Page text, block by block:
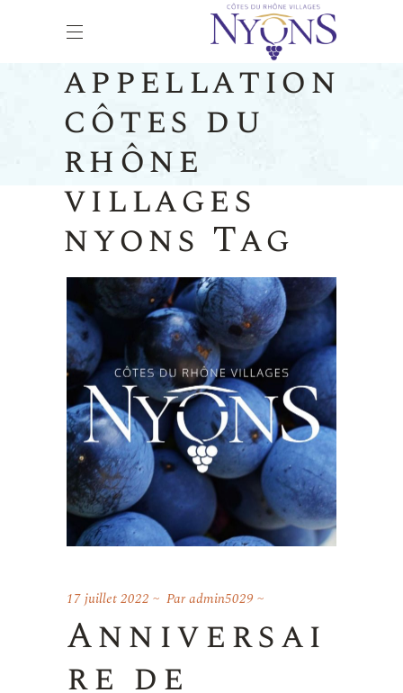
appellation
côtes du
rhône
villages
nyons Tag
17 juillet 2022 Paradmin5029
Anniversai
re de